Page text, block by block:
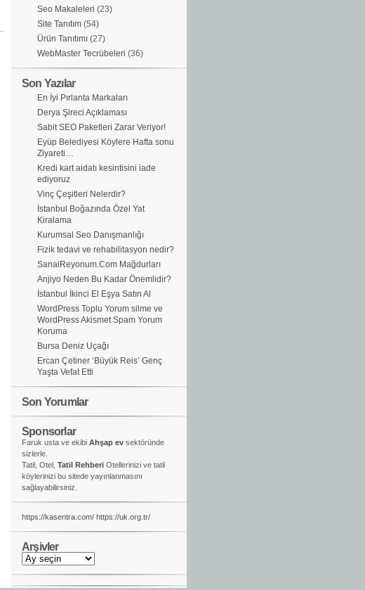
Seo Makaleleri (23)
Site Tanıtım (54)
Ürün Tanıtımı (27)
WebMaster Tecrübeleri (36)
Son Yazılar
En İyi Pırlanta Markaları
Derya Şireci Açıklaması
Sabit SEO Paketleri Zarar Veriyor!
Eyüp Belediyesi Köylere Hafta sonu
Ziyareti…
Kredi kart aidatı kesintisini iade
ediyoruz
Vinç Çeşitleri Nelerdir?
İstanbul Boğazında Özel Yat
Kiralama
Kurumsal Seo Danışmanlığı
Fizik tedavi ve rehabilitasyon nedir?
SanalReyonum.Com Mağdurları
Anjiyo Neden Bu Kadar Önemlidir?
İstanbul İkinci El Eşya Satın Al
WordPress Toplu Yorum silme ve
WordPress Akismet Spam Yorum
Koruma
Bursa Deniz Uçağı
Ercan Çetiner ‘Büyük Reis’ Genç
Yaşta Vefat Etti
Son Yorumlar
Sponsorlar
Faruk usta ve ekibi Ahşap ev sektöründe
sizlerle.
Tatil, Otel, Tatil Rehberi Otellerinizi ve tatil
köylerinizi bu sitede yayınlanmasını
sağlayabilirsiniz.
https://kasentra.com/ https://uk.org.tr/
Arşivler
Arşivler